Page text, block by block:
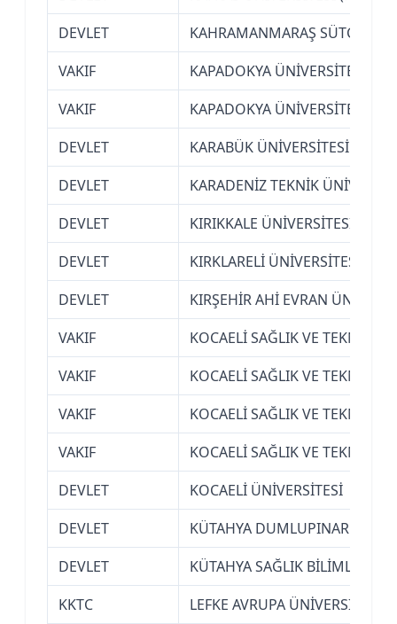
DEVLET
KAHRAMANMARAŞ SÜTÇÜ
VAKIF
KAPADOKYA ÜNİVERSİTESİ
VAKIF
KAPADOKYA ÜNİVERSİTESİ
DEVLET
KARABÜK ÜNİVERSİTESİ
DEVLET
KARADENİZ TEKNİK
DEVLET
KIRIKKALE ÜNİVERSİTESİ
DEVLET
KIRKLARELİ ÜNİVERSİTESİ
DEVLET
KIRŞEHİR AHİ EVRAN
VAKIF
KOCAELİ SAĞLIK VE
VAKIF
KOCAELİ SAĞLIK VE
VAKIF
KOCAELİ SAĞLIK VE
VAKIF
KOCAELİ SAĞLIK VE
DEVLET
KOCAELİ ÜNİVERSİTESİ
DEVLET
KÜTAHYA DUMLUPINAR
DEVLET
KÜTAHYA SAĞLIK BİLİMLERİ
KKTC
LEFKE AVRUPA ÜNİVERSİTESİ